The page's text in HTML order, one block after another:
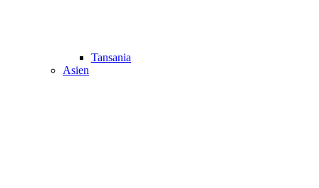
Tansania
Asien